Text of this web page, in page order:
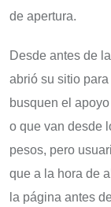
de apertura.
Desde antes de
abrió su sitio
busquen el
o que van desde
pesos, pero
que a la hora de
la página antes